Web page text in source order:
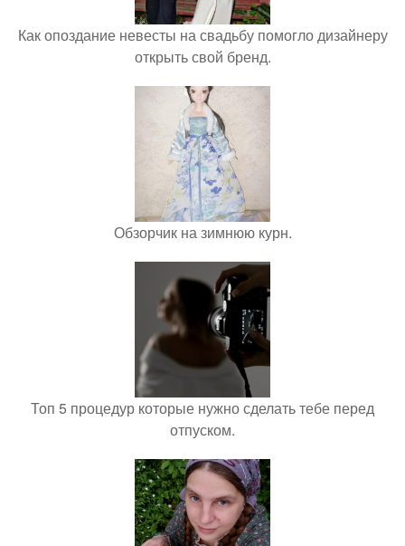
Как опоздание невесты на свадьбу помогло дизайнеру
открыть свой бренд.
Обзорчик на зимнюю курн.
Топ 5 процедур которые нужно сделать тебе перед
отпуском.